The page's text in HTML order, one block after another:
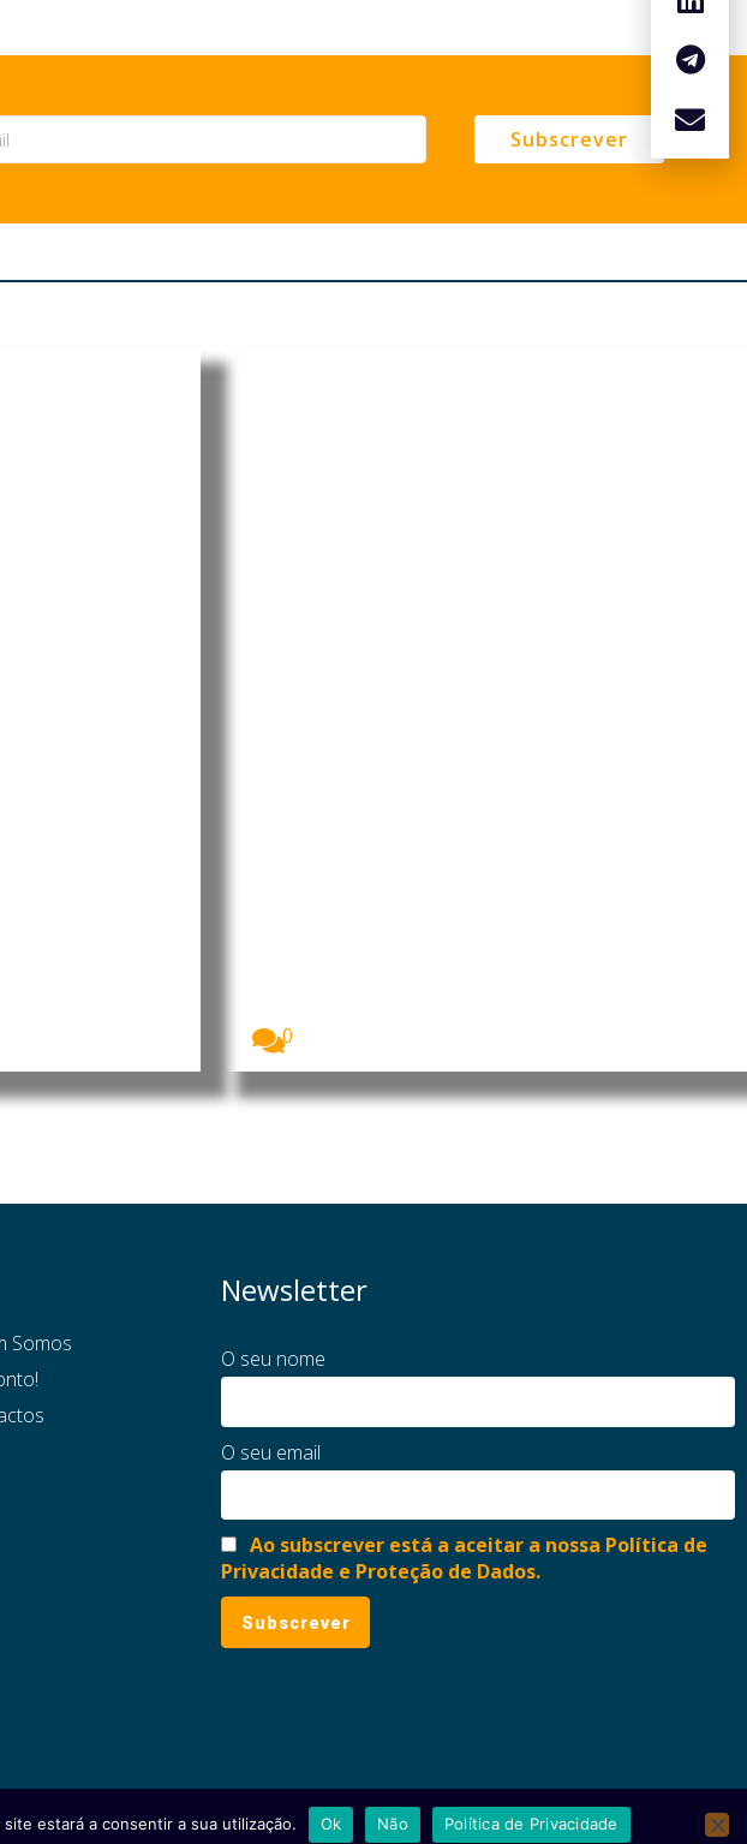
Subscrever
0
Somos
Newsletter
O seu nome
O seu email
Ao subscrever está a aceitar a nossa Política de
Privacidade e Proteção de Dados.
Técnica Estatuto Editorial Política de Privacidade e Proteção de Dados
estará a consentir a sua utilização. Ok Não Política de Privacidade